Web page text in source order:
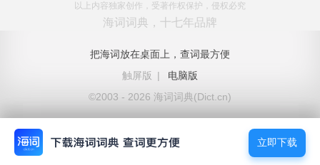
以上内容独家创作，受著作权保护，侵权必究
海词词典，十七年品牌
把海词放在桌面上，查词最方便
触屏版
|
电脑版
©2003 - 2026 海词词典(Dict.cn)
立即下载
立即下载